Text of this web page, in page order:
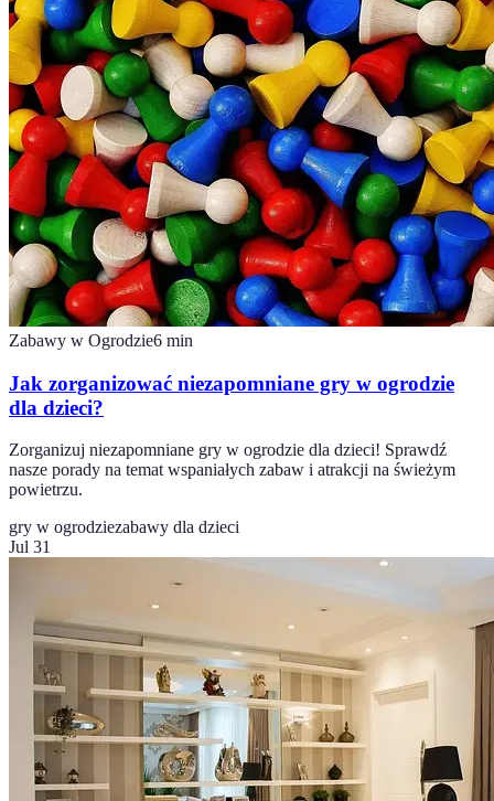
Zabawy w Ogrodzie6 min
Jak zorganizować niezapomniane gry w ogrodzie
dla dzieci?
Zorganizuj niezapomniane gry w ogrodzie dla dzieci! Sprawdź
nasze porady na temat wspaniałych zabaw i atrakcji na świeżym
powietrzu.
gry w ogrodziezabawy dla dzieci
Jul 31